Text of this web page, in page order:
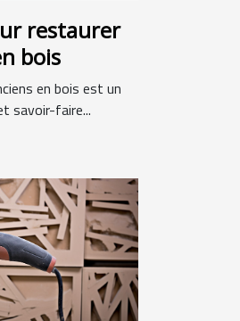
restaurer
bois
en bois est un
savoir-faire...